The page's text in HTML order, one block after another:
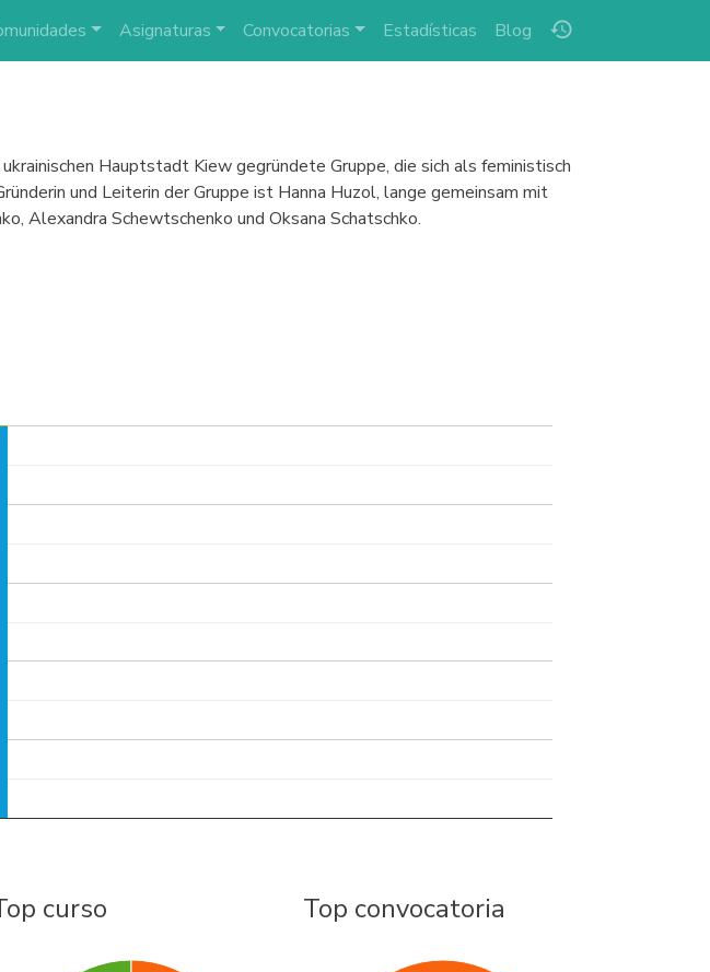
history
Asignaturas Convocatorias Estadísticas Blog
Hauptstadt Kiew gegründete Gruppe, die sich als feministisch
und Leiterin der Gruppe ist Hanna Huzol, lange gemeinsam mit
Alexandra Schewtschenko und Oksana Schatschko.
curso Top convocatoria